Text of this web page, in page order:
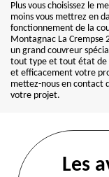
Plus vous choisissez le
moins vous mettrez en
fonctionnement de la
Montagnac La Crempse
un grand couvreur
tout type et tout état de
et efficacement votre
mettez-nous en contact
votre projet.
Les